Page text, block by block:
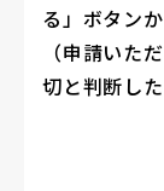
る」ボタン
（申請いた
切と判断し